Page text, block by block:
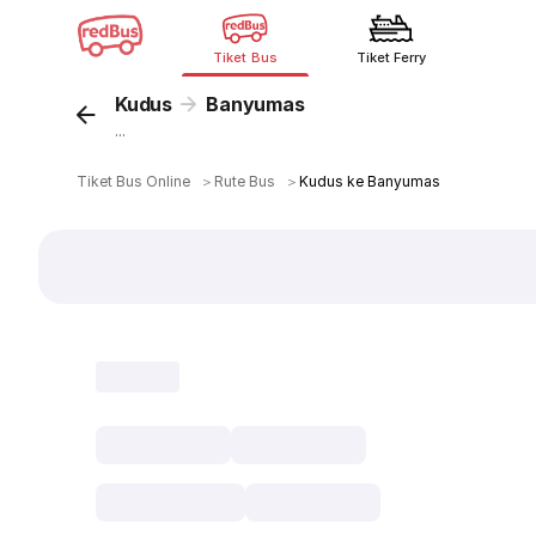
Tiket Bus Tiket Ferry
Kudus Banyumas
...
Tiket Bus Online ＞ Rute Bus ＞Kudus ke Banyumas